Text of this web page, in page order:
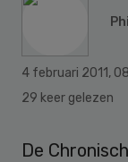
4 februari 2011,
29 keer gelezen
De